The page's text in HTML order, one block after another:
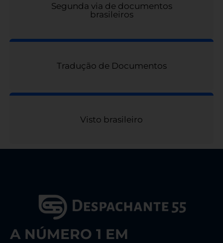
Segunda via de documentos
brasileiros
Tradução de Documentos
Visto brasileiro
A NÚMERO 1 EM